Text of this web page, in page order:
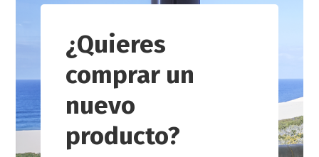
¿Quieres
comprar un
nuevo
producto?